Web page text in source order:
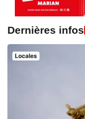
Dernières infos
Locales